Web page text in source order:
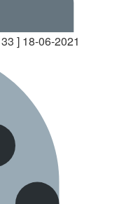
] 18-06-2021